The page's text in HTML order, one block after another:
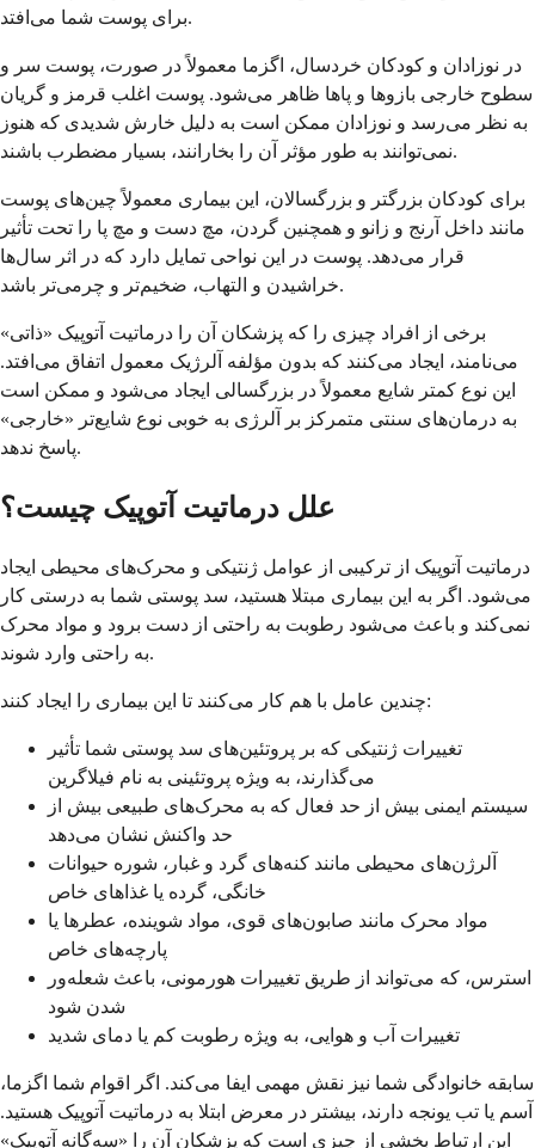
برای پوست شما می‌افتد.
در نوزادان و کودکان خردسال، اگزما معمولاً در صورت، پوست سر و
سطوح خارجی بازوها و پاها ظاهر می‌شود. پوست اغلب قرمز و گریان
به نظر می‌رسد و نوزادان ممکن است به دلیل خارش شدیدی که هنوز
نمی‌توانند به طور مؤثر آن را بخارانند، بسیار مضطرب باشند.
برای کودکان بزرگتر و بزرگسالان، این بیماری معمولاً چین‌های پوست
مانند داخل آرنج و زانو و همچنین گردن، مچ دست و مچ پا را تحت تأثیر
قرار می‌دهد. پوست در این نواحی تمایل دارد که در اثر سال‌ها
خراشیدن و التهاب، ضخیم‌تر و چرمی‌تر باشد.
برخی از افراد چیزی را که پزشکان آن را درماتیت آتوپیک «ذاتی»
می‌نامند، ایجاد می‌کنند که بدون مؤلفه آلرژیک معمول اتفاق می‌افتد.
این نوع کمتر شایع معمولاً در بزرگسالی ایجاد می‌شود و ممکن است
به درمان‌های سنتی متمرکز بر آلرژی به خوبی نوع شایع‌تر «خارجی»
پاسخ ندهد.
علل درماتیت آتوپیک چیست؟
درماتیت آتوپیک از ترکیبی از عوامل ژنتیکی و محرک‌های محیطی ایجاد
می‌شود. اگر به این بیماری مبتلا هستید، سد پوستی شما به درستی کار
نمی‌کند و باعث می‌شود رطوبت به راحتی از دست برود و مواد محرک
به راحتی وارد شوند.
چندین عامل با هم کار می‌کنند تا این بیماری را ایجاد کنند:
تغییرات ژنتیکی که بر پروتئین‌های سد پوستی شما تأثیر
می‌گذارند، به ویژه پروتئینی به نام فیلاگرین
سیستم ایمنی بیش از حد فعال که به محرک‌های طبیعی بیش از
حد واکنش نشان می‌دهد
آلرژن‌های محیطی مانند کنه‌های گرد و غبار، شوره حیوانات
خانگی، گرده یا غذاهای خاص
مواد محرک مانند صابون‌های قوی، مواد شوینده، عطرها یا
پارچه‌های خاص
استرس، که می‌تواند از طریق تغییرات هورمونی، باعث شعله‌ور
شدن شود
تغییرات آب و هوایی، به ویژه رطوبت کم یا دمای شدید
سابقه خانوادگی شما نیز نقش مهمی ایفا می‌کند. اگر اقوام شما اگزما،
آسم یا تب یونجه دارند، بیشتر در معرض ابتلا به درماتیت آتوپیک هستید.
این ارتباط بخشی از چیزی است که پزشکان آن را «سه‌گانه آتوپیک»